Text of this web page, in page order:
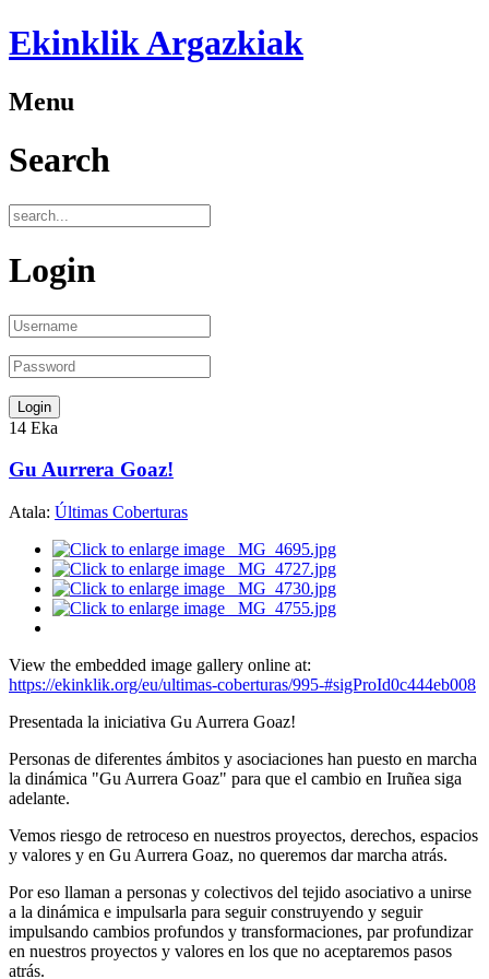
Ekinklik Argazkiak
Menu
Search
Login
14 Eka
Gu Aurrera Goaz!
Atala: Últimas Coberturas
View the embedded image gallery online at:
https://ekinklik.org/eu/ultimas-coberturas/995-#sigProId0c444eb008
Presentada la iniciativa Gu Aurrera Goaz!
Personas de diferentes ámbitos y asociaciones han puesto en marcha
la dinámica "Gu Aurrera Goaz" para que el cambio en Iruñea siga
adelante.
Vemos riesgo de retroceso en nuestros proyectos, derechos, espacios
y valores y en Gu Aurrera Goaz, no queremos dar marcha atrás.
Por eso llaman a personas y colectivos del tejido asociativo a unirse
a la dinámica e impulsarla para seguir construyendo y seguir
impulsando cambios profundos y transformaciones, par profundizar
en nuestros proyectos y valores en los que no aceptaremos pasos
atrás.